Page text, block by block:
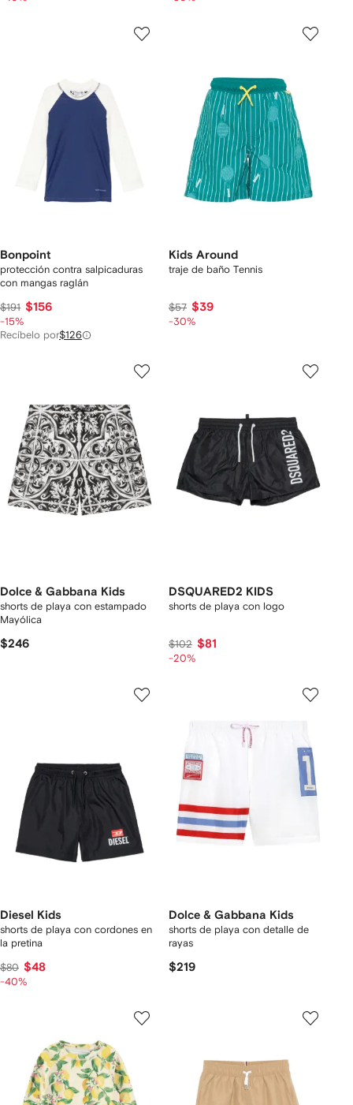
Bonpoint
protección contra salpicaduras
con mangas raglán
$191 $156
-15%
Recíbelo por$126
Kids Around
traje de baño Tennis
$57 $39
-30%
Dolce & Gabbana Kids
shorts de playa con estampado
Mayólica
$246
DSQUARED2 KIDS
shorts de playa con logo
$102 $81
-20%
Diesel Kids
shorts de playa con cordones en
la pretina
$80 $48
-40%
Dolce & Gabbana Kids
shorts de playa con detalle de
rayas
$219